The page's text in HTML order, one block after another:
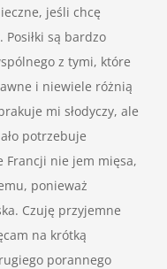
jeśli chcę
są bardzo
z tymi, które
i niewiele różnią
mi słodyczy, ale
potrzebuje
Francji nie jem mięsa,
ponieważ
Czuję przyjemne
na krótką
porannego